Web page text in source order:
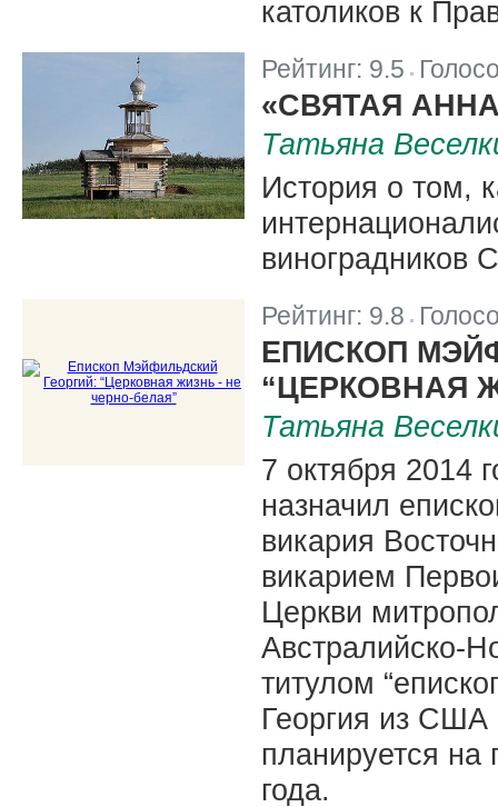
католиков к
Рейтинг: 9.5
«СВЯТАЯ
Татьяна
История о том,
виноградников
Рейтинг: 9.8
ЕПИСКОП
“ЦЕРКОВНАЯ
Татьяна
7 октября 2014
назначил
викария
викарием
Церкви
Австралийско-
титулом
Георгия из США
планируется
года.